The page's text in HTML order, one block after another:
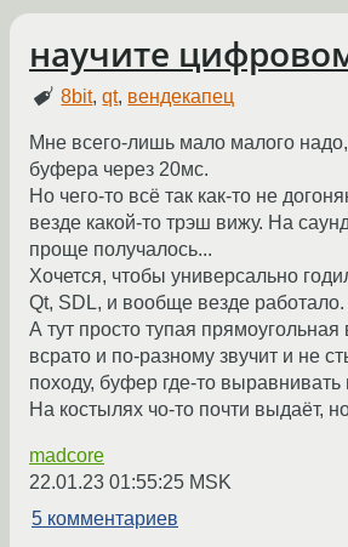
научите
8bit,qt, вендекапец
Мне всего-лишь мало малого
буфера через 20мс.
Но чего-то всё так как-то не
везде какой-то трэш вижу. На
проще получалось...
Хочется, чтобы универсально
Qt, SDL, и вообще везде работало.
А тут просто тупая прямоугольная
всрато и по-разному звучит и не
походу, буфер где-то
На костылях чо-то почти выдаёт,
madcore
22.01.23 01:55:25 MSK
5 комментариев